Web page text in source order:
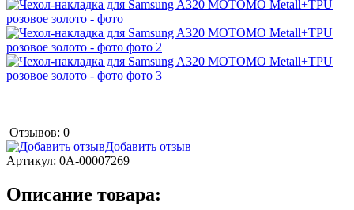
Отзывов: 0
Добавить отзыв
Артикул: 0А-00007269
Описание товара: